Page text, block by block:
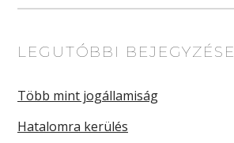
LEGUTÓBBI
Több mint jogállamiság
Hatalomra kerülés